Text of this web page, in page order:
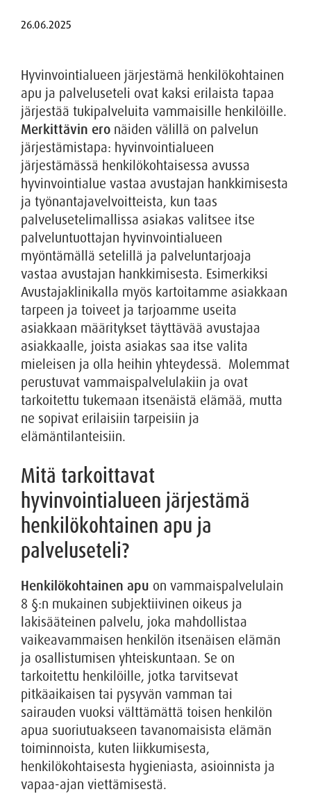
Hyvinvointialueen järjestämä henkilökohtainen
apu ja palveluseteli ovat kaksi erilaista tapaa
järjestää tukipalveluita vammaisille henkilöille.
Merkittävin ero näiden välillä on palvelun
järjestämistapa: hyvinvointialueen
järjestämässä henkilökohtaisessa avussa
hyvinvointialue vastaa avustajan hankkimisesta
ja työnantajavelvoitteista, kun taas
palvelusetelimallissa asiakas valitsee itse
palveluntuottajan hyvinvointialueen
myöntämällä setelillä ja palveluntarjoaja
vastaa avustajan hankkimisesta. Esimerkiksi
Avustajaklinikalla myös kartoitamme asiakkaan
tarpeen ja toiveet ja tarjoamme useita
asiakkaan määritykset täyttävää avustajaa
asiakkaalle, joista asiakas saa itse valita
mieleisen ja olla heihin yhteydessä. Molemmat
perustuvat vammaispalvelulakiin ja ovat
tarkoitettu tukemaan itsenäistä elämää, mutta
ne sopivat erilaisiin tarpeisiin ja
elämäntilanteisiin.
Mitä tarkoittavat
hyvinvointialueen järjestämä
henkilökohtainen apu ja
palveluseteli?
Henkilökohtainen apu on vammaispalvelulain
8 §:n mukainen subjektiivinen oikeus ja
lakisääteinen palvelu, joka mahdollistaa
vaikeavammaisen henkilön itsenäisen elämän
ja osallistumisen yhteiskuntaan. Se on
tarkoitettu henkilöille, jotka tarvitsevat
pitkäaikaisen tai pysyvän vamman tai
sairauden vuoksi välttämättä toisen henkilön
apua suoriutuakseen tavanomaisista elämän
toiminnoista, kuten liikkumisesta,
henkilökohtaisesta hygieniasta, asioinnista ja
vapaa-ajan viettämisestä.